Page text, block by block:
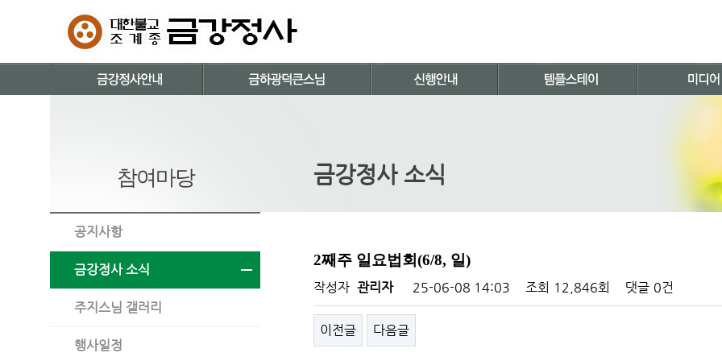
참여마당
공지사항
금강정사 소식
주지스님 갤러리
행사일정
금강정사 소식
2째주 일요법회(6/8, 일)
작성자 관리자 25-06-08 14:03 조회 12,846회 댓글 0건
이전글 다음글